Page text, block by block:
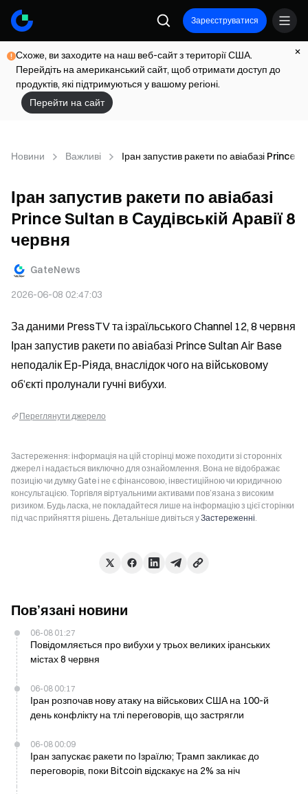
Зареєструватися
Схоже, ви заходите на наш веб-сайт з території США.
Перейдіть на американський сайт, щоб отримати доступ до
продуктів, які підтримуються у вашому регіоні.
Перейти на сайт
Новини Важливі Іран запустив ракети по авіабазі Prince
Іран запустив ракети по авіабазі
Prince Sultan в Саудівській Аравії 8
червня
GateNews
2026-06-08 02:47:03
За даними PressTV та ізраїльського Channel 12, 8 червня
Іран запустив ракети по авіабазі Prince Sultan Air Base
неподалік Ер-Ріяда, внаслідок чого на військовому
об’єкті пролунали гучні вибухи.
Переглянути джерело
Застереження: інформація на цій сторінці може походити зі сторонніх
джерел і надається виключно для ознайомлення. Вона не відображає
позицію чи думку Gate і не є фінансовою, інвестиційною чи юридичною
консультацією. Торгівля віртуальними активами пов’язана з високим
ризиком. Будь ласка, не покладайтеся лише на інформацію з цієї сторінки
під час прийняття рішень. Детальніше дивіться уЗастереженні.
Пов’язані новини
06-08 01:27
Повідомляється про вибухи у трьох великих іранських
містах 8 червня
06-08 00:17
Іран розпочав нову атаку на військових США на 100-й
день конфлікту на тлі переговорів, що застрягли
06-08 00:09
Іран запускає ракети по Ізраїлю; Трамп закликає до
переговорів, поки Bitcoin відскакує на 2% за ніч